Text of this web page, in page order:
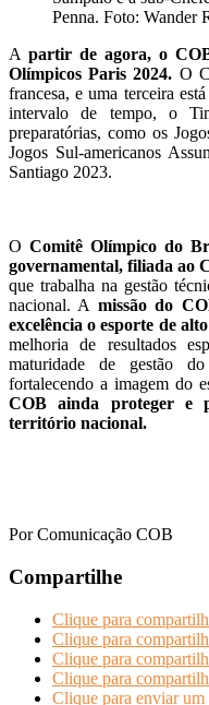
Penna. Foto: Wander
A partir de agora, o
Olímpicos Paris 2024. O
francesa, e uma terceira
intervalo de tempo, o
preparatórias, como os
Jogos Sul-americanos
Santiago 2023.
OComitê Olímpico do
governamental, filiada ao
que trabalha na gestão
nacional. A missão do
excelência o esporte de
melhoria de resultados
maturidade de gestão
fortalecendo a imagem do
COB ainda proteger e
território nacional.
Por Comunicação COB
Compartilhe
Clique para
Clique para
Clique para
Clique para
Clique para enviar